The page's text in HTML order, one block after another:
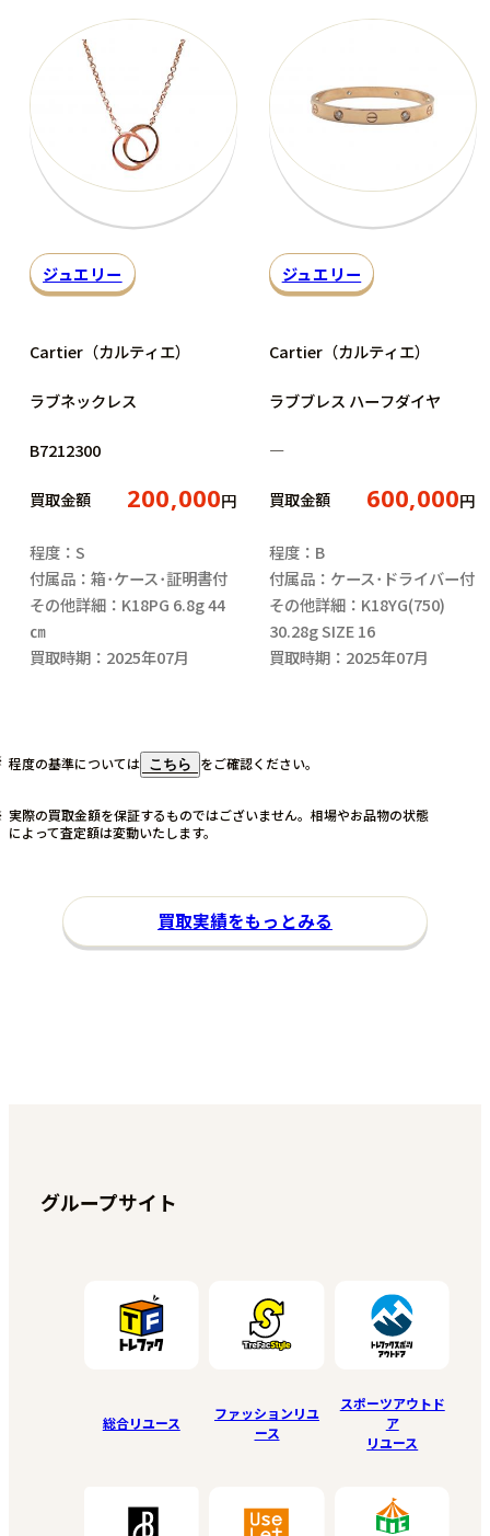
ジュエリー
Cartier（カルティエ）
ラブネックレス
B7212300
買取金額 200,000円
程度：S
付属品：箱･ケース･証明書付
その他詳細：K18PG 6.8g 44
㎝
買取時期：2025年07月
ジュエリー
Cartier（カルティエ）
ラブブレス ハーフダイヤ
―
買取金額 600,000円
程度：B
付属品：ケース･ドライバー付
その他詳細：K18YG(750)
30.28g SIZE 16
買取時期：2025年07月
程度の基準については こちら をご確認ください。
実際の買取金額を保証するものではございません。相場やお品物の状態
によって査定額は変動いたします。
買取実績をもっとみる
グループサイト
総合リユース
ファッションリユ
ース
スポーツアウトド
ア
リユース